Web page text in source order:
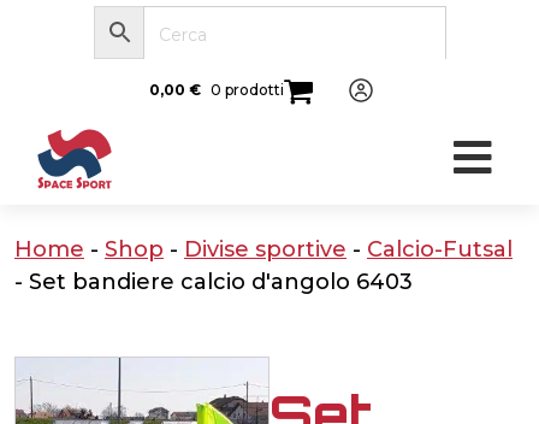
0,00 € 0 prodotti
Home - Shop - Divise sportive - Calcio-Futsal
- Set bandiere calcio d'angolo 6403